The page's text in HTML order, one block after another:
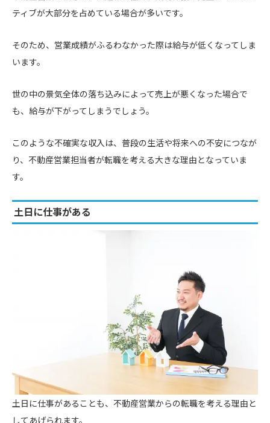
ティブが大部分を占めている場合が多いです。
そのため、営業成績がふるわなかった際は給与が低くなってしま
います。
世の中の景気全体の落ち込みによって売上が悪くなった場合で
も、給与が下がってしまうでしょう。
このような不確実な収入は、普段の生活や将来への不安につなが
り、不動産営業担当者が転職を考える大きな理由となっていま
す。
土日に仕事がある
土日に仕事があることも、不動産営業からの転職を考える理由と
してあげられます。